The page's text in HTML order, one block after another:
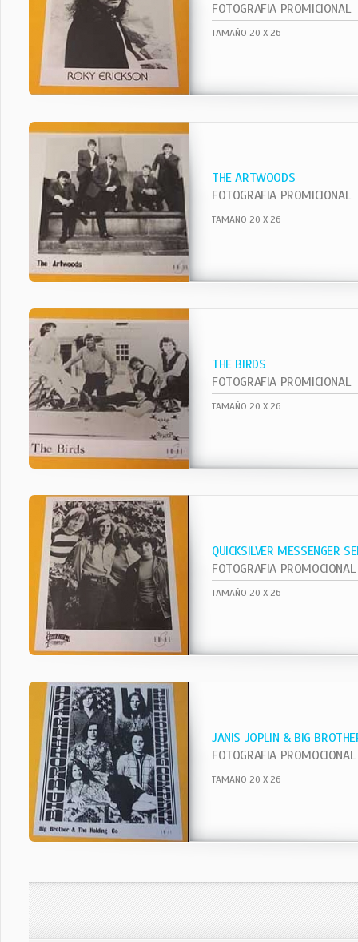
FOTOGRAFIA PROMICIONAL
TAMAÑO 20 X 26
THE ARTWOODS
FOTOGRAFIA PROMICIONAL
TAMAÑO 20 X 26
THE BIRDS
FOTOGRAFIA PROMICIONAL
TAMAÑO 20 X 26
QUICKSILVER MESSENGER
FOTOGRAFIA PROMOCIONAL
TAMAÑO 20 X 26
JANIS JOPLIN & BIG
FOTOGRAFIA PROMOCIONAL
TAMAÑO 20 X 26